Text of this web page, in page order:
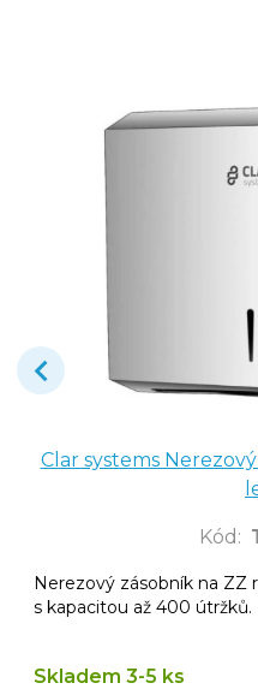
Clar systems
Kód :
Nerezový zásobník na ZZ
s kapacitou až 400 útržků.
Skladem 3-5 ks